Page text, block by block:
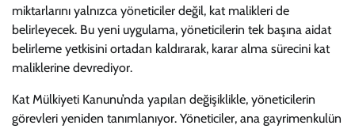
miktarlarını yalnızca yöneticiler değil, kat malikleri de
belirleyecek. Bu yeni uygulama, yöneticilerin tek başına aidat
belirleme yetkisini ortadan kaldırarak, karar alma sürecini kat
maliklerine devrediyor.
Kat Mülkiyeti Kanunu’nda yapılan değişiklikle, yöneticilerin
görevleri yeniden tanımlanıyor. Yöneticiler, ana gayrimenkulün